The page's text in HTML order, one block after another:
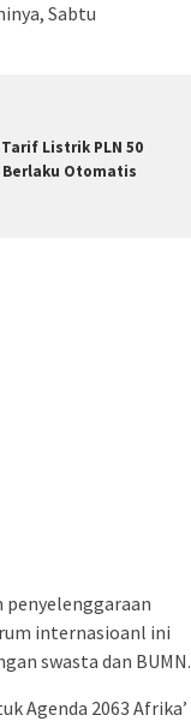
Sabtu
Listrik PLN 50
Berlaku Otomatis
penyelenggaraan
internasioanl ini
swasta dan BUMN.
Agenda 2063 Afrika’